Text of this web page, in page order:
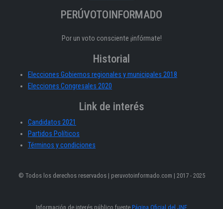
PERÚVOTOINFORMADO
Por un voto consciente ¡infórmate!
Historial
Elecciones Gobiernos regionales y municipales 2018
Elecciones Congresales 2020
Link de interés
Candidatos 2021
Partidos Políticos
Términos y condiciones
© Todos los derechos reservados | peruvotoinformado.com | 2017 - 2025
Información de interés público fuente Página Oficial del JNE